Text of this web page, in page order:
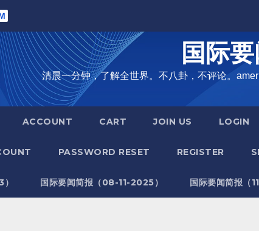
国际
清晨一分钟，了解全世界。不八卦，不评论。
ACCOUNT CART JOIN US LOGIN
PASSWORD RESET REGISTER
国际要闻简报（08-11-2025） 国际要闻简报（